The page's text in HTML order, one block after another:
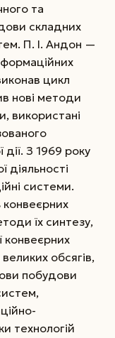
та
складних
П. І. Андон —
цикл
нові методи
використані
З 1969 року
діяльності
системи.
їх синтезу,
конвеєрних
обсягів,
побудови
технологій